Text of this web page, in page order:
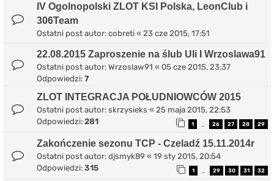
IV Ogolnopolski ZLOT KSI Polska, LeonClub i
306Team
Ostatni post autor: cobreti « 23 cze 2015, 17:51
22.08.2015 Zaproszenie na ślub Uli I Wrzoslawa91
Ostatni post autor: Wrzoslaw91 « 05 cze 2015, 23:37
Odpowiedzi: 7
ZLOT INTEGRACJA POŁUDNIOWCÓW 2015
Ostatni post autor: skrzysieks « 25 maja 2015, 22:53
Odpowiedzi: 281 1 26 27 28 29
Zakończenie sezonu TCP - Czeladź 15.11.2014r
Ostatni post autor: djsmyk89 « 19 sty 2015, 20:54
Odpowiedzi: 315 1 29 30 31 32